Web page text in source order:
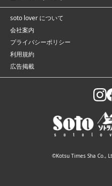
soto lover について
会社案内
プライバシーポリシー
利用規約
広告掲載
©Kotsu Times Sha Co.,